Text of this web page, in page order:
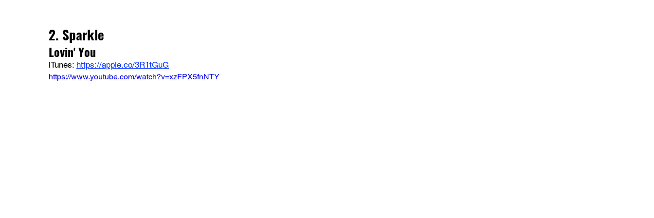
2. Sparkle
Lovin' You
iTunes: https://apple.co/3R1tGuG
https://www.youtube.com/watch?v=xzFPX5fnNTY